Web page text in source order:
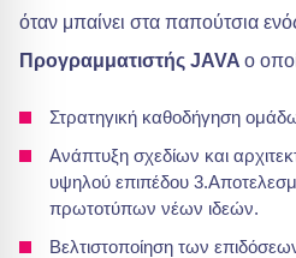
όταν μπαίνει στα παπούτσια
Προγραμματιστής JAVA ο
Στρατηγική καθοδήγηση
Ανάπτυξη σχεδίων και
υψηλού επιπέδου
πρωτοτύπων νέων ιδεών.
Βελτιστοποίηση των